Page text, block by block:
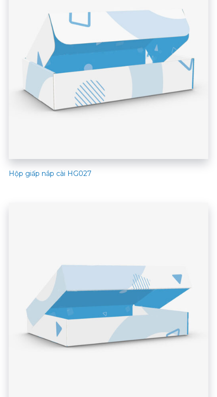
Hộp giấp nắp cài HG027